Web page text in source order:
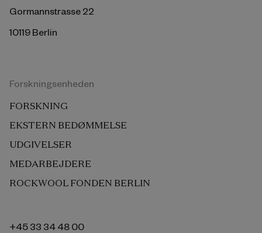
Gormannstrasse 22
10119 Berlin
Forskningsenheden
FORSKNING
EKSTERN BEDØMMELSE
UDGIVELSER
MEDARBEJDERE
ROCKWOOL FONDEN BERLIN
+45 33 34 48 00